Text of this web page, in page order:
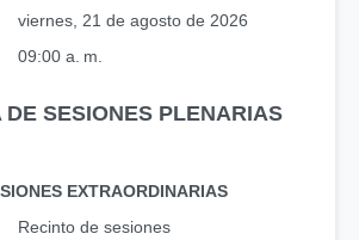
viernes, 21 de agosto de 2026
09:00 a. m.
SESIONES PLENARIAS
EXTRAORDINARIAS
Recinto de sesiones